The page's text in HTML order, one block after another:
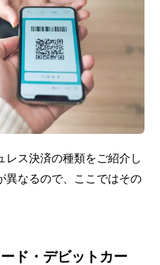
レス決済の種類をご紹介し
異なるので、ここではその
ド・デビットカー